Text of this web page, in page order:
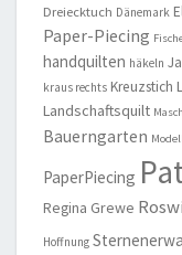
Dreiecktuch Dänemark
Paper-Piecing
handquilten häkeln
kraus rechts Kreuzstich
Landschaftsquilt
Bauerngarten
PaperPiecing
Regina Grewe
Hoffnung